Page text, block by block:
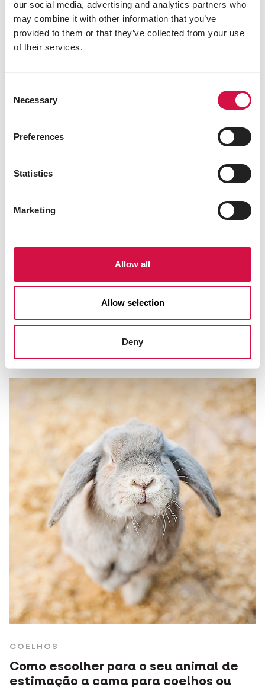
our social media, advertising and analytics partners who
may combine it with other information that you’ve
provided to them or that they’ve collected from your use
of their services.
Selection
Necessary
Preferences
Statistics
Marketing
Allow all
Allow selection
Deny
Meter os seus coelhos no relvado: o
que fazer e o que não fazer.
COELHOS
Como escolher para o seu animal de
estimação a cama para coelhos ou